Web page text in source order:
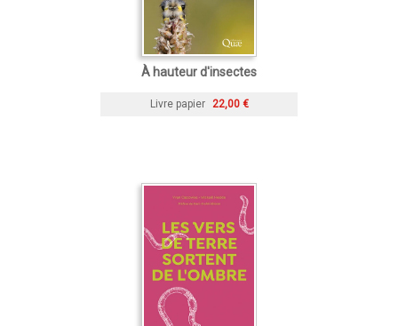
À hauteur d'insectes
Livre papier 22,00 €